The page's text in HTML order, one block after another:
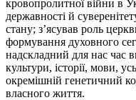
кровопролитної війни в
державності й
стану; з’ясував роль
формування духовного
надскладний для нас час
культури, історії, мови,
окремішній генетичний
власного життя.